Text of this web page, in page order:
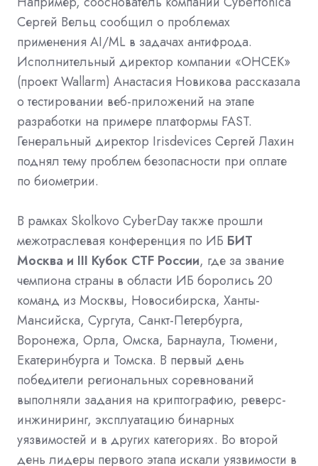
Сергей Вельц сообщил о проблемах
применения AI/ML в задачах антифрода.
Исполнительный директор компании «ОНСЕК»
(проект Wallarm) Анастасия Новикова рассказала
о тестировании веб-приложений на этапе
разработки на примере платформы FAST.
Генеральный директор Irisdevices Сергей Лахин
поднял тему проблем безопасности при оплате
по биометрии.
В рамках Skolkovo CyberDay также прошли
межотраслевая конференция по ИБ БИТ
Москва и III Кубок CTF России, где за звание
чемпиона страны в области ИБ боролись 20
команд из Москвы, Новосибирска, Ханты-
Мансийска, Сургута, Санкт-Петербурга,
Воронежа, Орла, Омска, Барнаула, Тюмени,
Екатеринбурга и Томска. В первый день
победители региональных соревнований
выполняли задания на криптографию, реверс-
инжиниринг, эксплуатацию бинарных
уязвимостей и в других категориях. Во второй
день лидеры первого этапа искали уязвимости в